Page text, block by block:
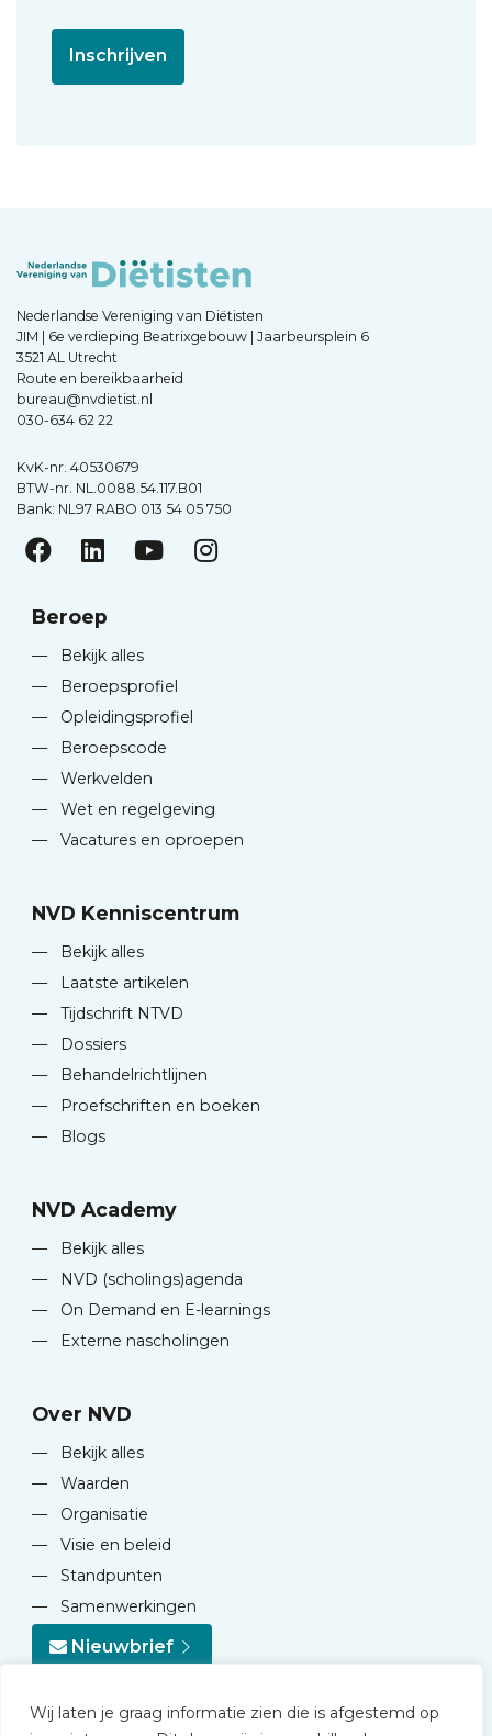
Wij laten je graag informatie zien die is afgestemd op
Nederlandse Vereniging van Diëtisten
JIM | 6e verdieping Beatrixgebouw | Jaarbeursplein 6
3521 AL Utrecht
Route en bereikbaarheid
bureau@nvdietist.nl
030-634 62 22
KvK-nr. 40530679
BTW-nr. NL.0088.54.117.B01
Bank: NL97 RABO 013 54 05 750
Beroep
—
Bekijk alles
—
Beroepsprofiel
—
Opleidingsprofiel
—
Beroepscode
—
Werkvelden
—
Wet en regelgeving
—
Vacatures en oproepen
NVD Kenniscentrum
—
Bekijk alles
—
Laatste artikelen
—
Tijdschrift NTVD
—
Dossiers
—
Behandelrichtlijnen
—
Proefschriften en boeken
—
Blogs
NVD Academy
—
Bekijk alles
—
NVD (scholings)agenda
—
On Demand en E-learnings
—
Externe nascholingen
Over NVD
—
Bekijk alles
—
Waarden
—
Organisatie
—
Visie en beleid
—
Standpunten
—
Samenwerkingen
Nieuwbrief